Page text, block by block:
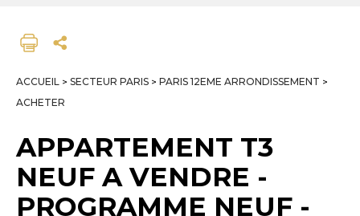
ACCUEIL > SECTEUR PARIS > PARIS 12EME ARRONDISSEMENT >
ACHETER
APPARTEMENT T3
NEUF A VENDRE -
PROGRAMME NEUF -